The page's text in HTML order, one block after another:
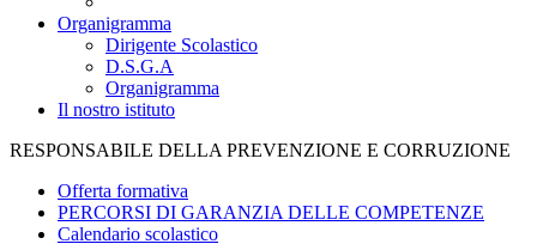
Organigramma
Dirigente Scolastico
D.S.G.A
Organigramma
Il nostro istituto
RESPONSABILE DELLA PREVENZIONE E CORRUZIONE
Offerta formativa
PERCORSI DI GARANZIA DELLE COMPETENZE
Calendario scolastico